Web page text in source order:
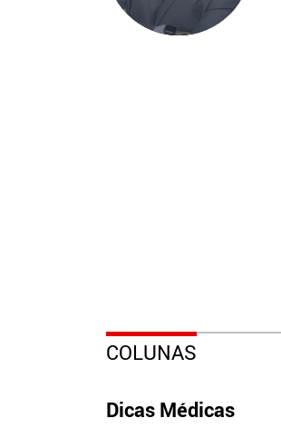
COLUNAS
Dicas Médicas